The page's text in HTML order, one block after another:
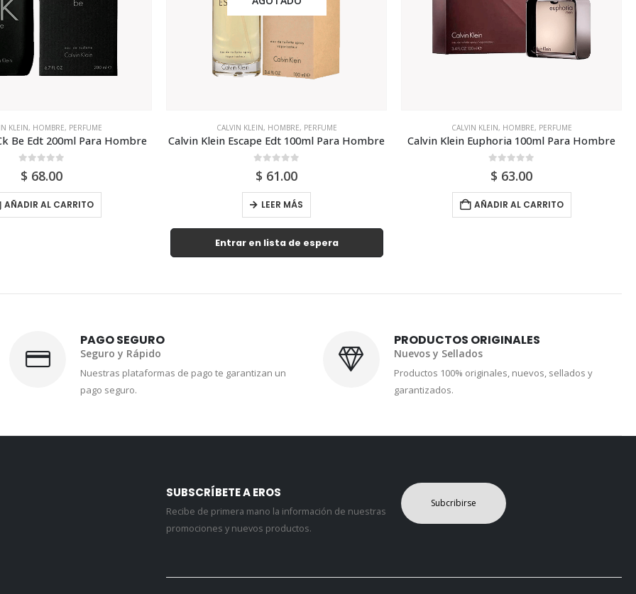
KLEIN, HOMBRE, PERFUME
Edt 100ml Para Hombre
$ 61.00
LEER MÁS
CALVIN KLEIN, HOMBRE, PERFUME
Calvin Klein Euphoria 100ml Para Hombre
$ 63.00
AÑADIR AL CARRITO
ANTONIO BANDERAS,HOMBRE,PERFUME
Antonio Banderas King Of Seduction Edt 100ml Para Hombre
$ 45.00
AÑADIR AL CARRITO
PAGO SEGURO
Seguro y Rápido
Nuestras plataformas de pago te garantizan un
pago seguro.
PRODUCTOS ORIGINALES
Nuevos y Sellados
Productos 100% originales, nuevos, sellados y
garantizados.
SUBSCRÍBETE A EROS
Recibe de primera mano la información de nuestras
promociones y nuevos productos.
Subcribirse